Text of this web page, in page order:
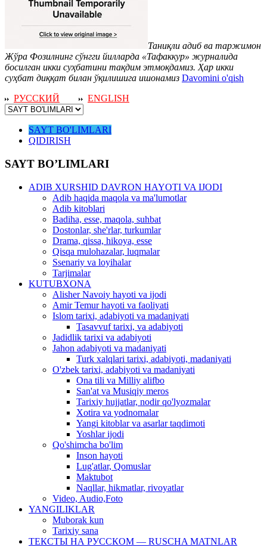
Таниқли адиб ва таржимон
Жўра Фозилнинг сўнгги йилларда «Тафаккур» журналида
босилган икки суҳбатини тақдим этмоқдамиз. Ҳар икки
суҳбат диққат билан ўқилишига ишонамиз Davomini o'qish
РУССКИЙ
ENGLISH
SAYT BO'LIMLARI
QIDIRISH
SAYT BO’LIMLARI
ADIB XURSHID DAVRON HAYOTI VA IJODI
Adib haqida maqola va ma'lumotlar
Adib kitoblari
Badiha, esse, maqola, suhbat
Dostonlar, she'rlar, turkumlar
Drama, qissa, hikoya, esse
Qisqa mulohazalar, luqmalar
Ssenariy va loyihalar
Tarjimalar
KUTUBXONA
Alisher Navoiy hayoti va ijodi
Amir Temur hayoti va faoliyati
Islom tarixi, adabiyoti va madaniyati
Tasavvuf tarixi, va adabiyoti
Jadidlik tarixi va adabiyoti
Jahon adabiyoti va madaniyati
Turk xalqlari tarixi, adabiyoti, madaniyati
O'zbek tarixi, adabiyoti va madaniyati
Ona tili va Milliy alifbo
San'at va Musiqiy meros
Tarixiy hujjatlar, nodir qo'lyozmalar
Xotira va yodnomalar
Yangi kitoblar va asarlar taqdimoti
Yoshlar ijodi
Qo'shimcha bo'lim
Inson hayoti
Lug'atlar, Qomuslar
Maktubot
Naqllar, hikmatlar, rivoyatlar
Video, Audio,Foto
YANGILIKLAR
Muborak kun
Tarixiy sana
ТЕКСТЫ НА РУССКОМ — RUSCHA MATNLAR